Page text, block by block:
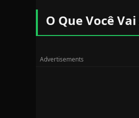
O Que Você